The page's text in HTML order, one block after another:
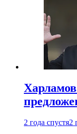
Харламов
2 года спустя2